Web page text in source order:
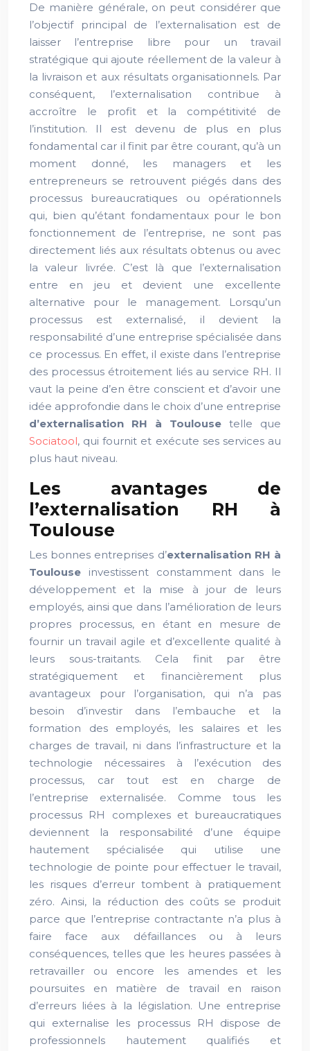
De manière générale, on peut considérer que
l’objectif principal de l’externalisation est de
laisser l’entreprise libre pour un travail
stratégique qui ajoute réellement de la valeur à
la livraison et aux résultats organisationnels. Par
conséquent, l’externalisation contribue à
accroître le profit et la compétitivité de
l’institution. Il est devenu de plus en plus
fondamental car il finit par être courant, qu’à un
moment donné, les managers et les
entrepreneurs se retrouvent piégés dans des
processus bureaucratiques ou opérationnels
qui, bien qu’étant fondamentaux pour le bon
fonctionnement de l’entreprise, ne sont pas
directement liés aux résultats obtenus ou avec
la valeur livrée. C’est là que l’externalisation
entre en jeu et devient une excellente
alternative pour le management. Lorsqu’un
processus est externalisé, il devient la
responsabilité d’une entreprise spécialisée dans
ce processus. En effet, il existe dans l’entreprise
des processus étroitement liés au service RH. Il
vaut la peine d’en être conscient et d’avoir une
idée approfondie dans le choix d’une entreprise
d’externalisation RH à Toulouse telle que
Sociatool, qui fournit et exécute ses services au
plus haut niveau.
Les avantages de
l’externalisation RH à
Toulouse
Les bonnes entreprises d’externalisation RH à
Toulouse investissent constamment dans le
développement et la mise à jour de leurs
employés, ainsi que dans l’amélioration de leurs
propres processus, en étant en mesure de
fournir un travail agile et d’excellente qualité à
leurs sous-traitants. Cela finit par être
stratégiquement et financièrement plus
avantageux pour l’organisation, qui n’a pas
besoin d’investir dans l’embauche et la
formation des employés, les salaires et les
charges de travail, ni dans l’infrastructure et la
technologie nécessaires à l’exécution des
processus, car tout est en charge de
l’entreprise externalisée. Comme tous les
processus RH complexes et bureaucratiques
deviennent la responsabilité d’une équipe
hautement spécialisée qui utilise une
technologie de pointe pour effectuer le travail,
les risques d’erreur tombent à pratiquement
zéro. Ainsi, la réduction des coûts se produit
parce que l’entreprise contractante n’a plus à
faire face aux défaillances ou à leurs
conséquences, telles que les heures passées à
retravailler ou encore les amendes et les
poursuites en matière de travail en raison
d’erreurs liées à la législation. Une entreprise
qui externalise les processus RH dispose de
professionnels hautement qualifiés et